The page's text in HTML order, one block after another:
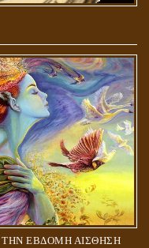
ΤΗΝ ΕΒΔΟΜΗ ΑΙΣΘΗΣΗ